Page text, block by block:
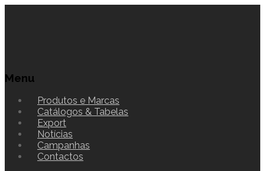
Menu
Produtos e Marcas
Catálogos & Tabelas
Export
Notícias
Campanhas
Contactos